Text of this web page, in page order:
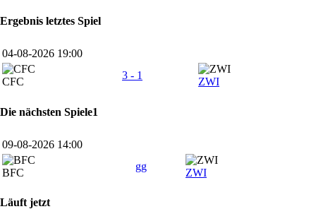
Ergebnis letztes Spiel
04-08-2026 19:00
CFC
3 - 1
ZWI
Die nächsten Spiele1
09-08-2026 14:00
BFC
gg
ZWI
Läuft jetzt